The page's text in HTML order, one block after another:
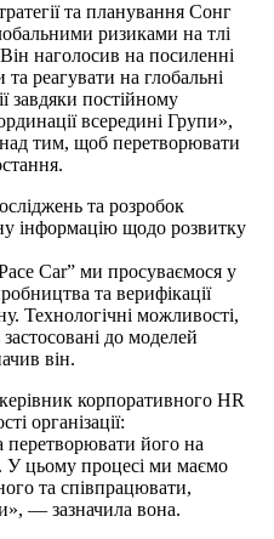
та планування Сонг
ризиками на тлі
наголосив на посиленні
реагувати на глобальні
завдяки постійному
всередині Групи»,
тим, щоб перетворювати
та розробок
інформацію щодо розвитку
Car” ми просуваємося у
та верифікації
Технологічні можливості,
до моделей
він.
корпоративного HR
організації:
перетворювати його на
У цьому процесі ми маємо
та співпрацювати,
— зазначила вона.